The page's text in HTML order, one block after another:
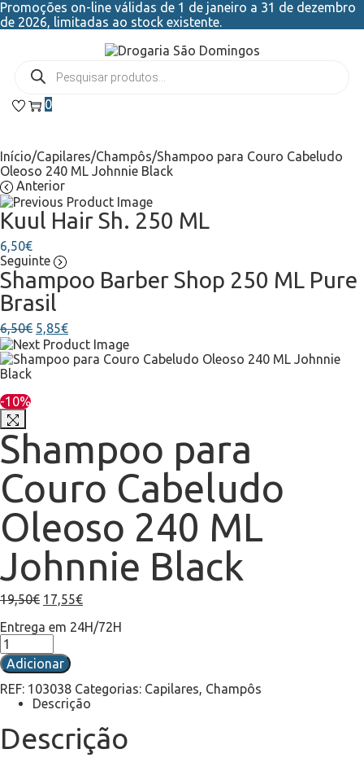
Promoções on-line válidas de 1 de janeiro a 31 de dezembro
de 2026, limitadas ao stock existente.
0
Início/Capilares/Champôs/Shampoo para Couro Cabeludo
Oleoso 240 ML Johnnie Black
Anterior
Kuul Hair Sh. 250 ML
6,50€
Seguinte
Shampoo Barber Shop 250 ML Pure
Brasil
6,50€ 5,85€
-10%
Shampoo para
Couro Cabeludo
Oleoso 240 ML
Johnnie Black
19,50€ 17,55€
Entrega em 24H/72H
Adicionar
REF: 103038 Categorias: Capilares, Champôs
Descrição
Descrição